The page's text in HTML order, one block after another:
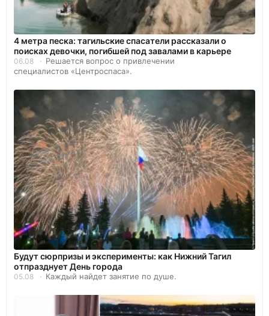
4 метра песка: тагильские спасатели рассказали о
поисках девочки, погибшей под завалами в карьере
06.08
Решается вопрос о привлечении
специалистов «Центроспаса».
Будут сюрпризы и эксперименты: как Нижний Тагил
отпразднует День города
05.08 Каждый найдет занятие по душе.